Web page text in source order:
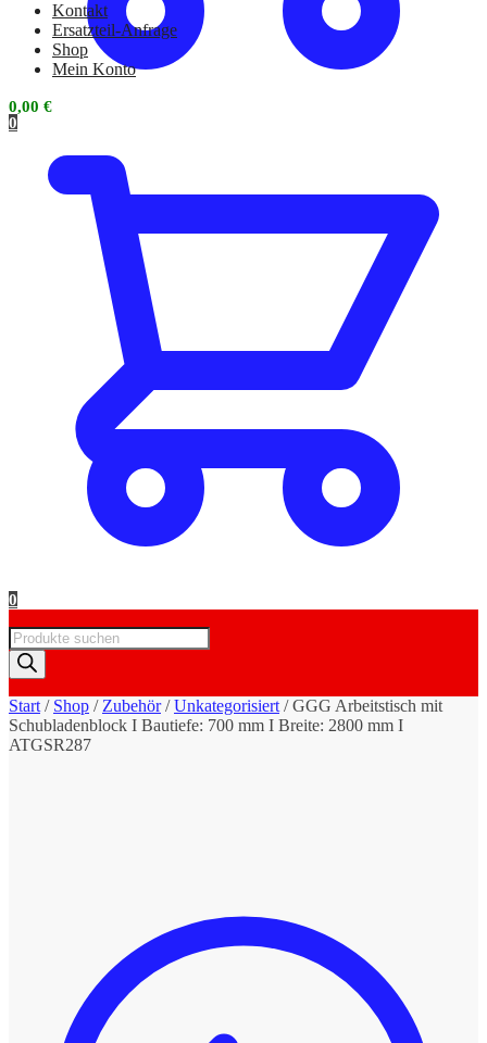
0
Kontakt
Ersatzteil-Anfrage
Shop
Mein Konto
0,00 €
0
Products
search
Start / Shop / Zubehör/Unkategorisiert /GGG Arbeitstisch mit
Schubladenblock I Bautiefe: 700 mm I Breite: 2800 mm I
ATGSR287